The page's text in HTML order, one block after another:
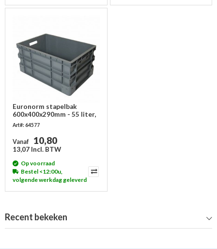
Euronorm stapelbak
600x400x290mm - 55 liter,
gesloten
Art#: 64577
Vanaf 10,80
13,07 Incl. BTW
Op voorraad
Bestel <12:00u,
volgende werkdag geleverd
Recent bekeken